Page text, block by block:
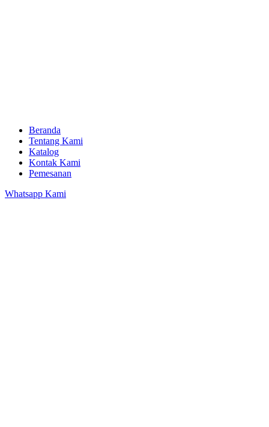
Beranda
Tentang Kami
Katalog
Kontak Kami
Pemesanan
Whatsapp Kami